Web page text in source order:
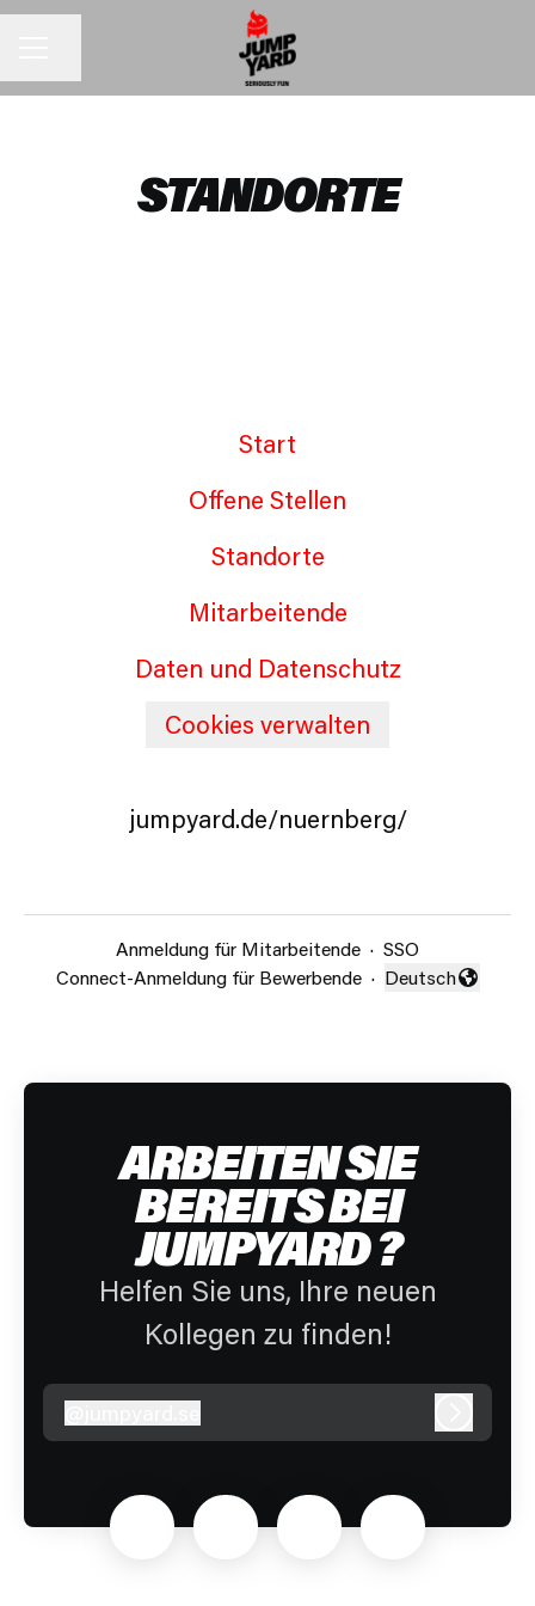
STANDORTE
Möchtest du ein Yarder sein?
Nürnberg
Start
Offene Stellen
Standorte
Mitarbeitende
Daten und Datenschutz
Cookies verwalten
jumpyard.de/nuernberg/
Anmeldung für Mitarbeitende · SSO
Connect-Anmeldung für Bewerbende · Sprache ändern
Deutsch
ARBEITEN SIE
BEREITS BEI
JUMPYARD ?
Helfen Sie uns, Ihre neuen
Kollegen zu finden!
jumpyard.se